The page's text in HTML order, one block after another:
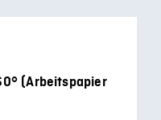
(Arbeitspapier